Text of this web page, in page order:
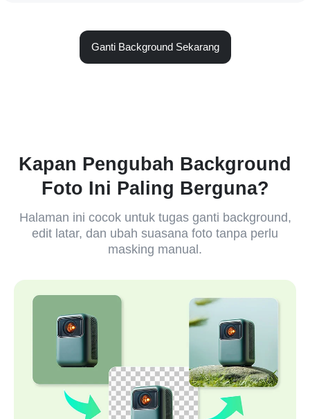
Ganti Background Sekarang
Kapan Pengubah Background
Foto Ini Paling Berguna?
Halaman ini cocok untuk tugas ganti background,
edit latar, dan ubah suasana foto tanpa perlu
masking manual.